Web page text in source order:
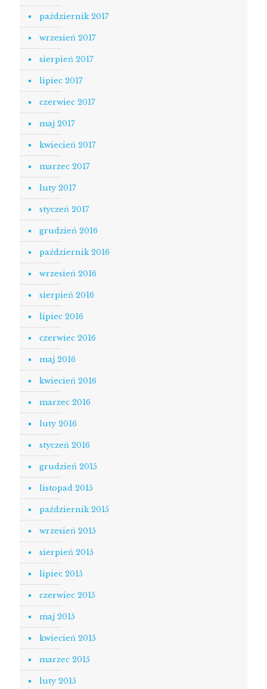
październik 2017
wrzesień 2017
sierpień 2017
lipiec 2017
czerwiec 2017
maj 2017
kwiecień 2017
marzec 2017
luty 2017
styczeń 2017
grudzień 2016
październik 2016
wrzesień 2016
sierpień 2016
lipiec 2016
czerwiec 2016
maj 2016
kwiecień 2016
marzec 2016
luty 2016
styczeń 2016
grudzień 2015
listopad 2015
październik 2015
wrzesień 2015
sierpień 2015
lipiec 2015
czerwiec 2015
maj 2015
kwiecień 2015
marzec 2015
luty 2015